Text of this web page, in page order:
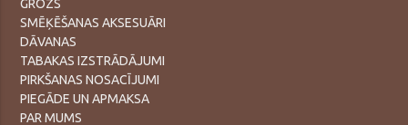
GROZS
SMĒĶĒŠANAS AKSESUĀRI
DĀVANAS
TABAKAS IZSTRĀDĀJUMI
PIRKŠANAS NOSACĪJUMI
PIEGĀDE UN APMAKSA
PAR MUMS